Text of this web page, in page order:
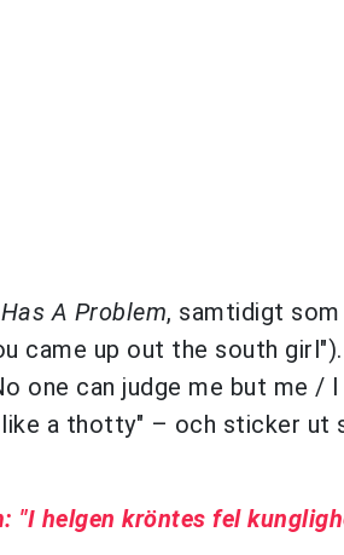
A Problem, samtidigt
came up out the south girl").
one can judge me but me / I
a thotty" – och sticker ut
"I helgen kröntes fel